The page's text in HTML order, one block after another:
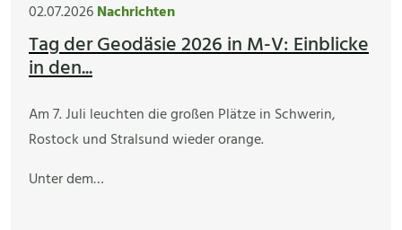
02.07.2026Nachrichten
Tag der Geodäsie 2026 in M-V: Einblicke
in den...
Am 7. Juli leuchten die großen Plätze in Schwerin,
Rostock und Stralsund wieder orange.
Unter dem…